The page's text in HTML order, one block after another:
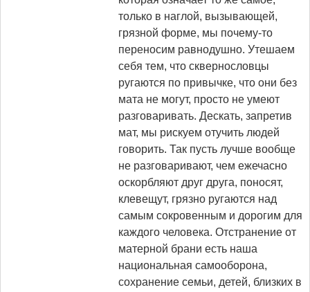
только в наглой, вызывающей,
грязной форме, мы почему-то
переносим равнодушно. Утешаем
себя тем, что сквернословцы
ругаются по привычке, что они без
мата не могут, просто не умеют
разговаривать. Дескать, запретив
мат, мы рискуем отучить людей
говорить. Так пусть лучше вообще
не разговаривают, чем ежечасно
оскорбляют друг друга, поносят,
клевещут, грязно ругаются над
самым сокровенным и дорогим для
каждого человека. Отстранение от
матерной брани есть наша
национальная самооборона,
сохранение семьи, детей, близких в